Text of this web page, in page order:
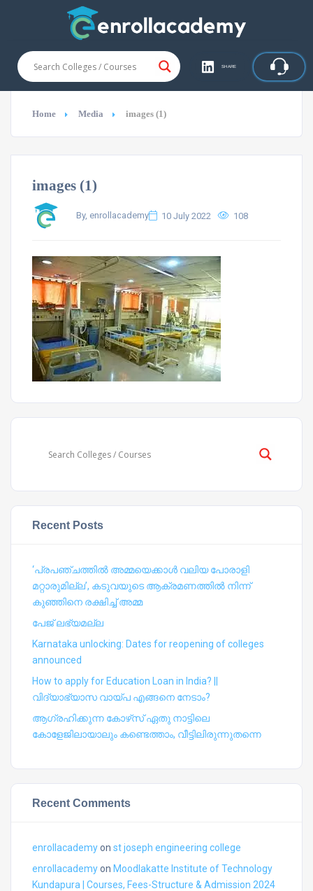
SHARE
Home Media images (1)
images (1)
By, enrollacademy 10 July 2022 108
Recent Posts
‘പ്രപഞ്ചത്തില്‍ അമ്മയെക്കാള്‍ വലിയ പോരാളി
മറ്റാരുമില്ല’, കടുവയുടെ ആക്രമണത്തില്‍ നിന്ന്
കുഞ്ഞിനെ രക്ഷിച്ച് അമ്മ
പേജ് ലഭ്യമല്ല
Karnataka unlocking: Dates for reopening of colleges
announced
How to apply for Education Loan in India? ||
വിദ്യാഭ്യാസ വായ്പ എങ്ങനെ നേടാം?
ആഗ്രഹിക്കുന്ന കോഴ്‍സ് ഏതു നാട്ടിലെ
കോളേജിലായാലും കണ്ടെത്താം, വീട്ടിലിരുന്നുതന്നെ
Recent Comments
enrollacademyon st joseph engineering college
enrollacademyon Moodlakatte Institute of Technology
Kundapura | Courses, Fees-Structure & Admission 2024